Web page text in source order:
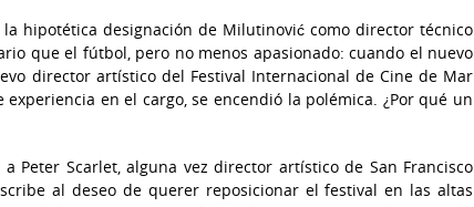
hipotética designación de Milutinović como director técnico
que el fútbol, pero no menos apasionado: cuando el nuevo
director artístico del Festival Internacional de Cine de Mar
en el cargo, se encendió la polémica. ¿Por qué un
Peter Scarlet, alguna vez director artístico de San Francisco
al deseo de querer reposicionar el festival en las altas